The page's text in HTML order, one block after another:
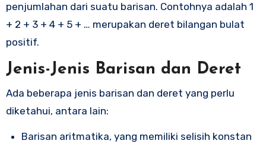
penjumlahan dari suatu barisan. Contohnya adalah 1
+ 2 + 3 + 4 + 5 + … merupakan deret bilangan bulat
positif.
Jenis-Jenis Barisan dan Deret
Ada beberapa jenis barisan dan deret yang perlu
diketahui, antara lain:
Barisan aritmatika, yang memiliki selisih konstan